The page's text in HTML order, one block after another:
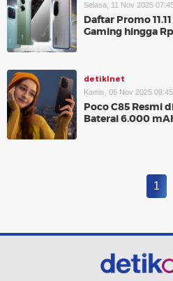
Selasa, 11 Nov 2025
Daftar Promo
Gaming hingga
detikInet
Kamis, 06 Nov 2025
Poco C85 Resmi
Baterai 6.000
1